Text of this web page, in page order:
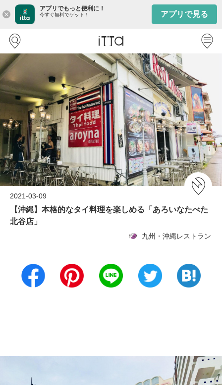
close
アプリでもっと便利に！
今すぐ無料でゲット！ アプリで見る
2021-03-09
【沖縄】本格的なタイ料理を楽しめる「あろいなたべた
北谷店」
九州・沖縄レストラン